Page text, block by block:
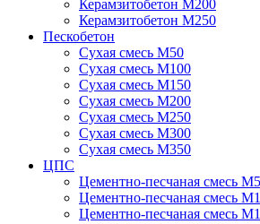
Керамзитобетон М200
Керамзитобетон М250
Пескобетон
Сухая смесь М50
Сухая смесь М100
Сухая смесь М150
Сухая смесь М200
Сухая смесь М250
Сухая смесь М300
Сухая смесь М350
ЦПС
Цементно-песчаная смесь
Цементно-песчаная смесь
Цементно-песчаная смесь